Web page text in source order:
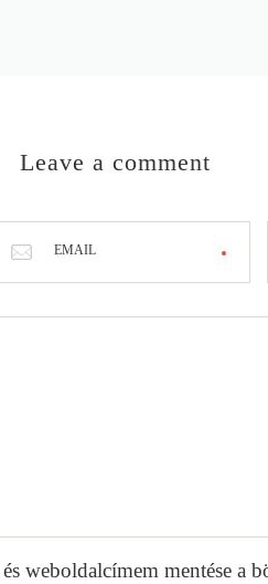
Leave a comment
EMAIL
weboldalcímem mentése a